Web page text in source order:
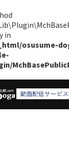
in
osusume-